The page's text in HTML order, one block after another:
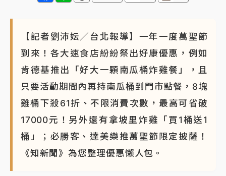
【記者劉沛妘／台北報導】一年一度萬聖節
到來！各大速食店紛紛祭出好康優惠，例如
肯德基推出「好大一顆南瓜桶炸雞餐」，且
只要活動期間內再持南瓜桶到門市點餐，8塊
雞桶下殺61折、不限消費次數，最高可省破
17000元！另外還有拿坡里炸雞「買1桶送1
桶」；必勝客、達美樂推萬聖節限定披薩！
《知新聞》為您整理優惠懶人包。